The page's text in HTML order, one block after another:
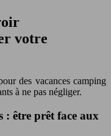
votre
des vacances camping
à ne pas négliger.
: être prêt face aux